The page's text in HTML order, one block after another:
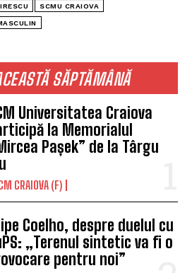
SĂPTĂMÂNĂ
Universitatea Craiova
la Memorialul
Pașek” de la Târgu
CRAIOVA (F)
Coelho, despre duelul cu
„Terenul sintetic va fi o
pentru noi”
SCMU CRAIOVA